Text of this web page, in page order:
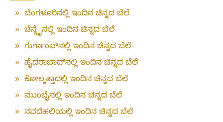
» ಬೆಂಗಳೂರಿನಲ್ಲಿ ಇಂದಿನ ಚಿನ್ನದ ಬೆಲೆ
» ಚೆನ್ನೈನಲ್ಲಿ ಇಂದಿನ ಚಿನ್ನದ ಬೆಲೆ
» ಗುರ್ಗಾಂವ್‌ನಲ್ಲಿ ಇಂದಿನ ಚಿನ್ನದ ಬೆಲೆ
» ಹೈದರಾಬಾದ್‌ನಲ್ಲಿ ಇಂದಿನ ಚಿನ್ನದ ಬೆಲೆ
» ಕೋಲ್ಕತ್ತಾದಲ್ಲಿ ಇಂದಿನ ಚಿನ್ನದ ಬೆಲೆ
» ಮುಂಬೈನಲ್ಲಿ ಇಂದಿನ ಚಿನ್ನದ ಬೆಲೆ
» ನವದೆಹಲಿಯಲ್ಲಿ ಇಂದಿನ ಚಿನ್ನದ ಬೆಲೆ